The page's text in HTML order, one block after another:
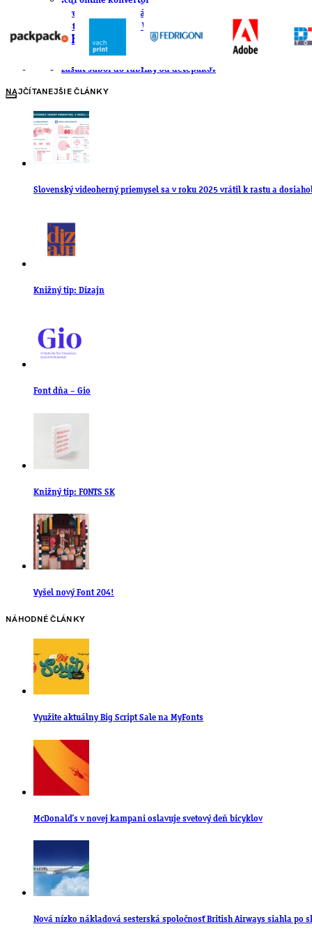
lorem ipsum generátor
zistiť názov fontu – What the Font
WORKSHOPY
zaslať súbor do rubriky Od detepákov
NAJČÍTANEJŠIE ČLÁNKY
Slovenský videoherný priemysel sa v roku 2025 vrátil k rastu a
Knižný tip: Dizajn
Font dňa – Gio
Knižný tip: FONTS SK
Vyšel nový Font 204!
NÁHODNÉ ČLÁNKY
Využite aktuálny Big Script Sale na MyFonts
McDonald’s v novej kampani oslavuje svetový deň bicyklov
Nová nízko nákladová sesterská spoločnosť British Airways siahla